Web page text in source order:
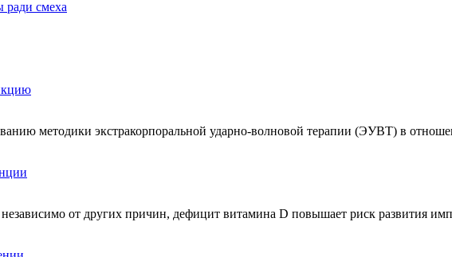
ради смеха
методики экстракорпоральной ударно-волновой терапии (ЭУВТ) в
от других причин, дефицит витамина D повышает риск развития